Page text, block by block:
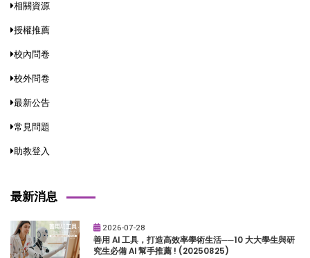
相關資源
授權推薦
校內問卷
校外問卷
最新公告
常見問題
助教登入
最新消息
2026-07-28
善用 AI 工具，打造高效率學術生活──10 大大學生與研
究生必備 AI 幫手推薦 ! (20250825)